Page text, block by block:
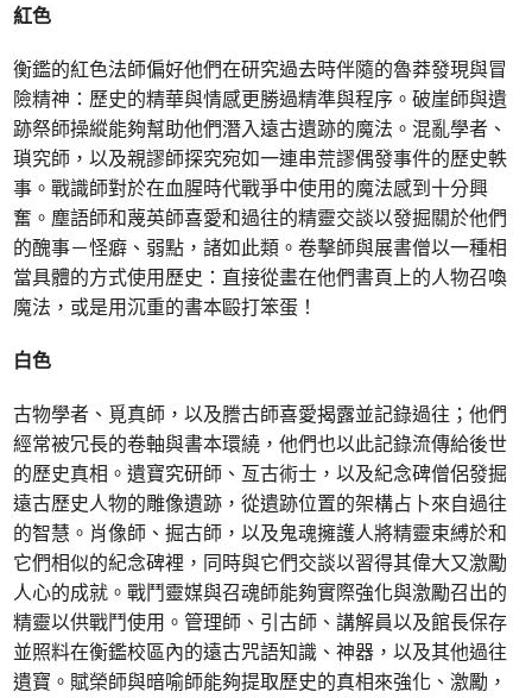
紅色
衡鑑的紅色法師偏好他們在研究過去時伴隨的魯莽發現與冒
險精神：歷史的精華與情感更勝過精準與程序。破崖師與遺
跡祭師操縱能夠幫助他們潛入遠古遺跡的魔法。混亂學者、
瑣究師，以及親謬師探究宛如一連串荒謬偶發事件的歷史軼
事。戰識師對於在血腥時代戰爭中使用的魔法感到十分興
奮。塵語師和蔑英師喜愛和過往的精靈交談以發掘關於他們
的醜事－怪癖、弱點，諸如此類。卷擊師與展書僧以一種相
當具體的方式使用歷史：直接從畫在他們書頁上的人物召喚
魔法，或是用沉重的書本毆打笨蛋！
白色
古物學者、覓真師，以及謄古師喜愛揭露並記錄過往；他們
經常被冗長的卷軸與書本環繞，他們也以此記錄流傳給後世
的歷史真相。遺寶究研師、亙古術士，以及紀念碑僧侶發掘
遠古歷史人物的雕像遺跡，從遺跡位置的架構占卜來自過往
的智慧。肖像師、掘古師，以及鬼魂擁護人將精靈束縛於和
它們相似的紀念碑裡，同時與它們交談以習得其偉大又激勵
人心的成就。戰鬥靈媒與召魂師能夠實際強化與激勵召出的
精靈以供戰鬥使用。管理師、引古師、講解員以及館長保存
並照料在衡鑑校區內的遠古咒語知識、神器，以及其他過往
遺寶。賦榮師與暗喻師能夠提取歷史的真相來強化、激勵，